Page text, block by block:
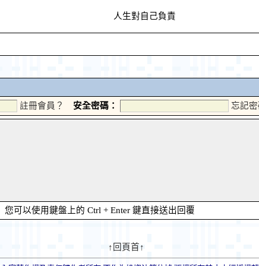
人生對自己負責
註冊會員？ 安全密碼： 忘記
您可以使用鍵盤上的 Ctrl + Enter 鍵直接送出回覆
↑回頁首↑